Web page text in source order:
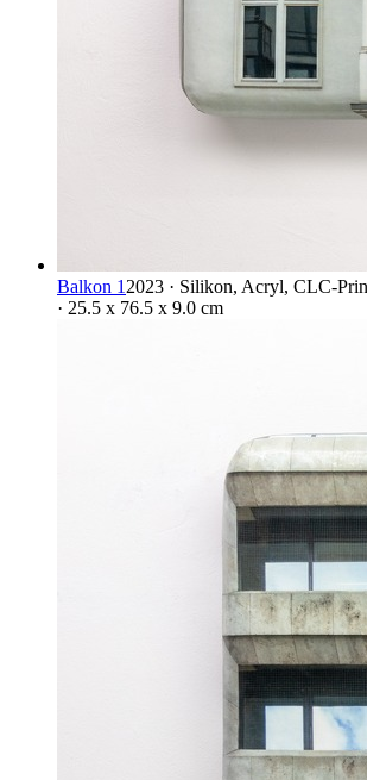
Balkon 1 2023 · Silikon, Acryl, CLC-
· 25.5 x 76.5 x 9.0 cm